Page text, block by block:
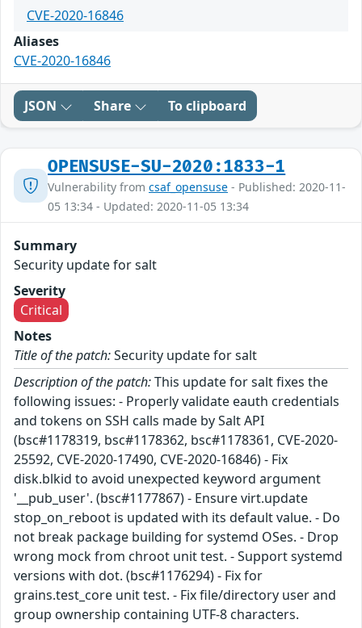
CVE-2020-16846
Aliases
CVE-2020-16846
JSON Share To clipboard
OPENSUSE-SU-2020:1833-1
Vulnerability from csaf_opensuse - Published: 2020-11-
05 13:34 - Updated: 2020-11-05 13:34
Summary
Security update for salt
Severity
Critical
Notes
Title of the patch:Security update for salt
Description of the patch:This update for salt fixes the
following issues: - Properly validate eauth credentials
and tokens on SSH calls made by Salt API
(bsc#1178319, bsc#1178362, bsc#1178361, CVE-2020-
25592, CVE-2020-17490, CVE-2020-16846) - Fix
disk.blkid to avoid unexpected keyword argument
'__pub_user'. (bsc#1177867) - Ensure virt.update
stop_on_reboot is updated with its default value. - Do
not break package building for systemd OSes. - Drop
wrong mock from chroot unit test. - Support systemd
versions with dot. (bsc#1176294) - Fix for
grains.test_core unit test. - Fix file/directory user and
group ownership containing UTF-8 characters.